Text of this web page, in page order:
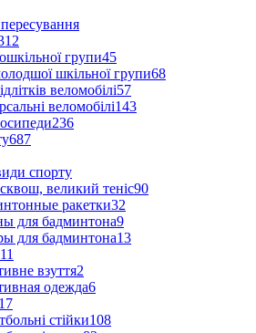
групи45
шкільної групи68
веломобілі57
веломобілі143
236
687
спорту
великий теніс90
ракетки32
для бадминтона9
для бадминтона13
11
взуття2
одежда6
стійки108